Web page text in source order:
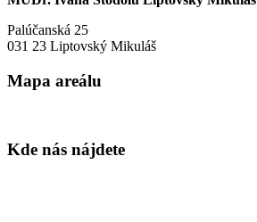
Palúčanská 25
031 23 Liptovský Mikuláš
Mapa areálu
Kde nás nájdete